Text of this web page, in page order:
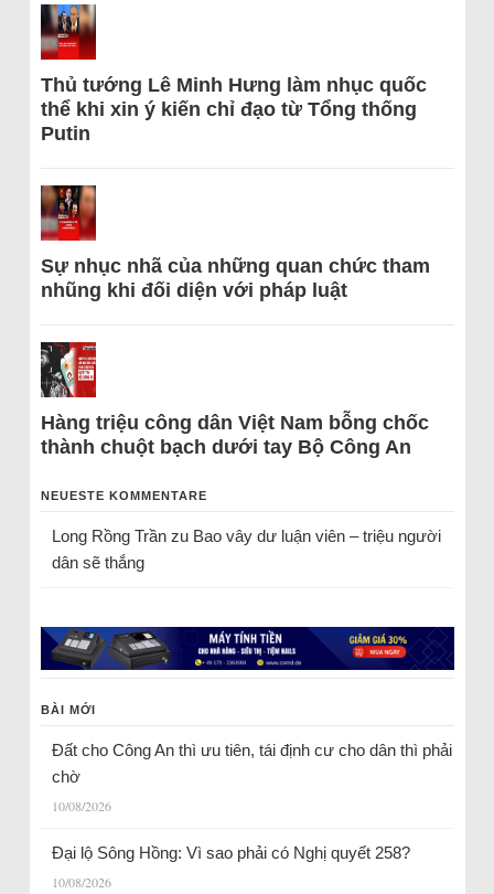
Thủ tướng Lê Minh Hưng làm nhục quốc
thể khi xin ý kiến chỉ đạo từ Tổng thống
Putin
Sự nhục nhã của những quan chức tham
nhũng khi đối diện với pháp luật
Hàng triệu công dân Việt Nam bỗng chốc
thành chuột bạch dưới tay Bộ Công An
NEUESTE KOMMENTARE
Long Rồng Trầnzu Bao vây dư luận viên – triệu người
dân sẽ thắng
BÀI MỚI
Đất cho Công An thì ưu tiên, tái định cư cho dân thì phải
chờ
10/08/2026
Đại lộ Sông Hồng: Vì sao phải có Nghị quyết 258?
10/08/2026